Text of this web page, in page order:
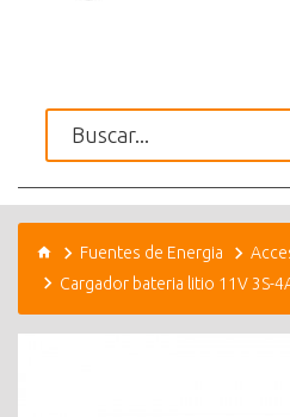
Fuentes de Energia
Cargador bateria litio 11V 3S-